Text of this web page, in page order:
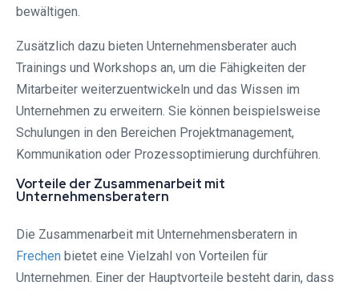
bewältigen.
Zusätzlich dazu bieten Unternehmensberater auch
Trainings und Workshops an, um die Fähigkeiten der
Mitarbeiter weiterzuentwickeln und das Wissen im
Unternehmen zu erweitern. Sie können beispielsweise
Schulungen in den Bereichen Projektmanagement,
Kommunikation oder Prozessoptimierung durchführen.
Vorteile der Zusammenarbeit mit
Unternehmensberatern
Die Zusammenarbeit mit Unternehmensberatern in
Frechen bietet eine Vielzahl von Vorteilen für
Unternehmen. Einer der Hauptvorteile besteht darin, dass